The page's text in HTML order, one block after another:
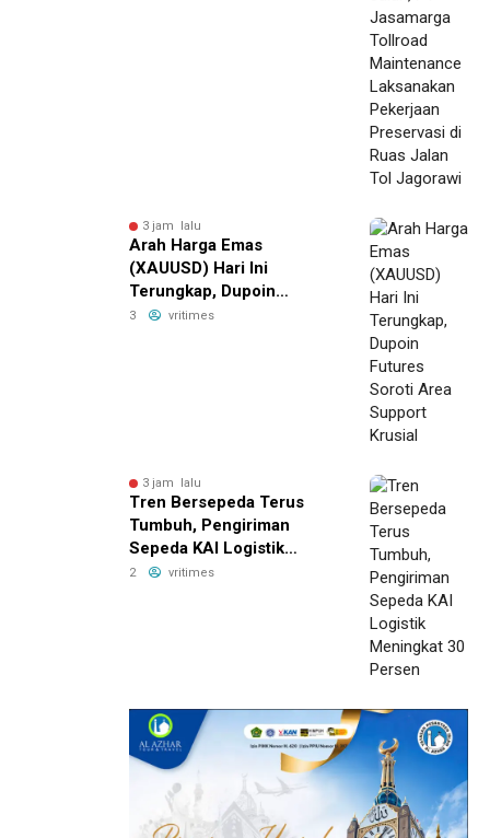
3 jam lalu
Arah Harga Emas
(XAUUSD) Hari Ini
Terungkap, Dupoin
Futures Soroti Area
3 vritimes
3 jam lalu
Tren Bersepeda Terus
Tumbuh, Pengiriman
Sepeda KAI Logistik
Meningkat 30 Persen
2 vritimes